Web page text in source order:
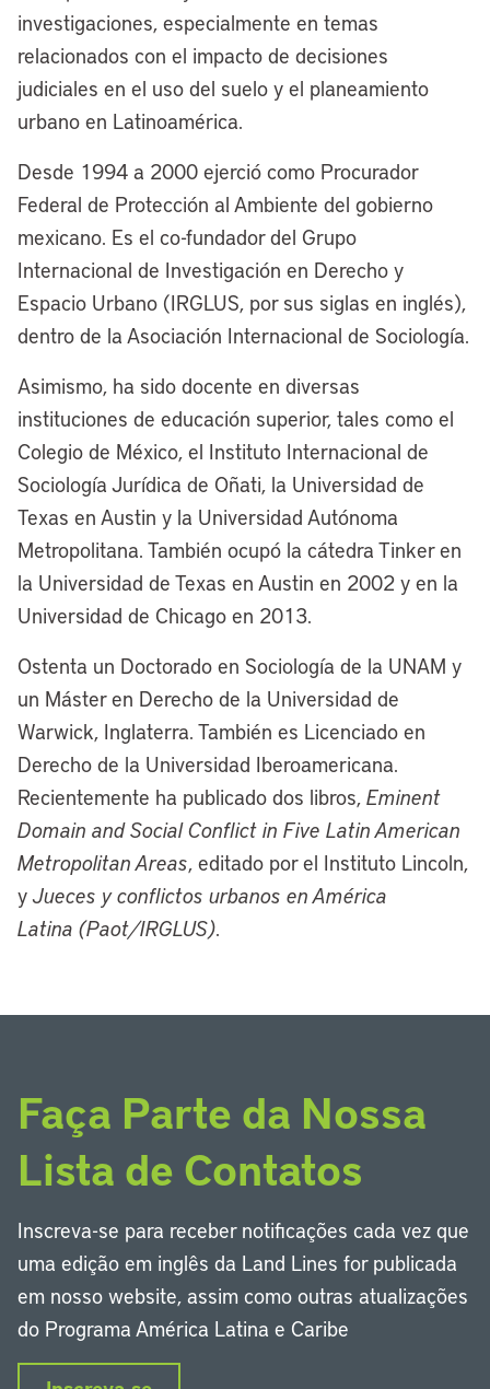
investigaciones, especialmente en temas
relacionados con el impacto de decisiones
judiciales en el uso del suelo y el planeamiento
urbano en Latinoamérica.
Desde 1994 a 2000 ejerció como Procurador
Federal de Protección al Ambiente del gobierno
mexicano. Es el co-fundador del Grupo
Internacional de Investigación en Derecho y
Espacio Urbano (IRGLUS, por sus siglas en inglés),
dentro de la Asociación Internacional de Sociología.
Asimismo, ha sido docente en diversas
instituciones de educación superior, tales como el
Colegio de México, el Instituto Internacional de
Sociología Jurídica de Oñati, la Universidad de
Texas en Austin y la Universidad Autónoma
Metropolitana. También ocupó la cátedra Tinker en
la Universidad de Texas en Austin en 2002 y en la
Universidad de Chicago en 2013.
Ostenta un Doctorado en Sociología de la UNAM y
un Máster en Derecho de la Universidad de
Warwick, Inglaterra. También es Licenciado en
Derecho de la Universidad Iberoamericana.
Recientemente ha publicado dos libros, Eminent
Domain and Social Conflict in Five Latin American
Metropolitan Areas, editado por el Instituto Lincoln,
yJueces y conflictos urbanos en América
Latina (Paot/IRGLUS).
Faça Parte da Nossa
Lista de Contatos
Inscreva-se para receber notificações cada vez que
uma edição em inglês da Land Lines for publicada
em nosso website, assim como outras atualizações
do Programa América Latina e Caribe